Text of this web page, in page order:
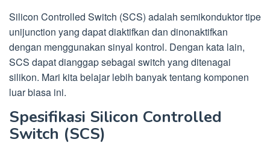
Silicon Controlled Switch (SCS) adalah semikonduktor tipe
unijunction yang dapat diaktifkan dan dinonaktifkan
dengan menggunakan sinyal kontrol. Dengan kata lain,
SCS dapat dianggap sebagai switch yang ditenagai
silikon. Mari kita belajar lebih banyak tentang komponen
luar biasa ini.
Spesifikasi Silicon Controlled
Switch (SCS)